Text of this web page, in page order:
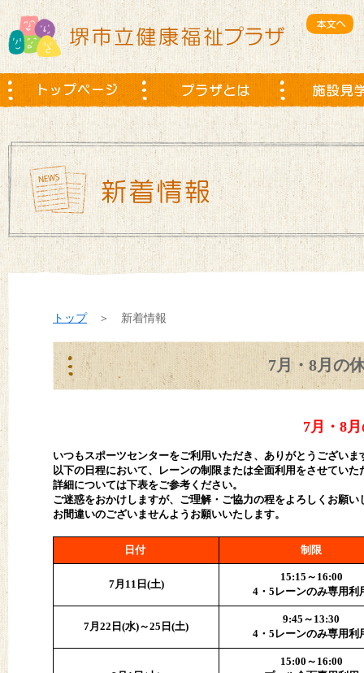
トップ＞ 新着情報
7月・8月の
7月・8
いつもスポーツセンターをご利用いただき、ありがとうございま
以下の日程において、レーンの制限または全面利用をさせていた
詳細については下表をご参考ください。
ご迷惑をおかけしますが、ご理解・ご協力の程をよろしくお願い
お間違いのございませんようお願いいたします。
日付 制限
7月11日(土)
15:15～16:00
4・5レーンのみ専用利
7月22日(水)～25日(土)
9:45～13:30
4・5レーンのみ専用利
15:00～16:00